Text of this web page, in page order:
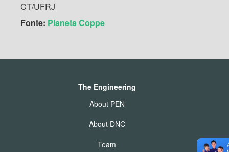
CT/UFRJ
Fonte: Planeta Coppe
The Engineering
About PEN
About DNC
Team